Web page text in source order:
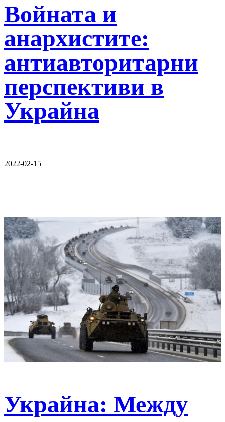
Войната и
анархистите:
антиавторитарни
перспективи в
Украйна
2022-02-15
Украйна: Между